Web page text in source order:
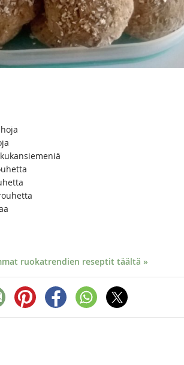
ruokatrendien reseptit täältä »